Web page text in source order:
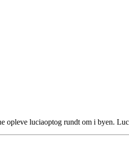
opleve luciaoptog rundt om i byen.